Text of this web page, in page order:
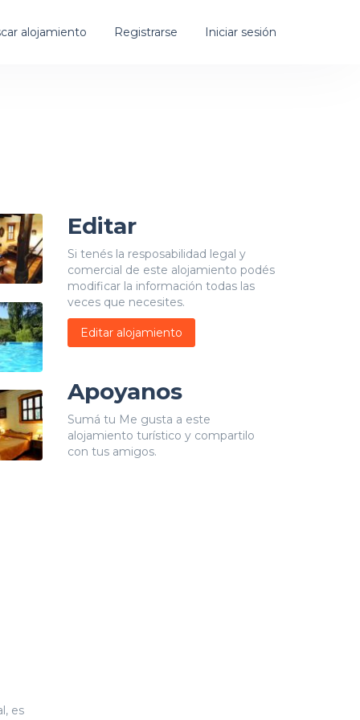
alojamiento Registrarse Iniciar sesión
es
Editar
Si tenés la resposabilidad legal y
comercial de este alojamiento podés
modificar la información todas las
veces que necesites.
Editar alojamiento
Apoyanos
Sumá tu Me gusta a este
alojamiento turístico y compartilo
con tus amigos.